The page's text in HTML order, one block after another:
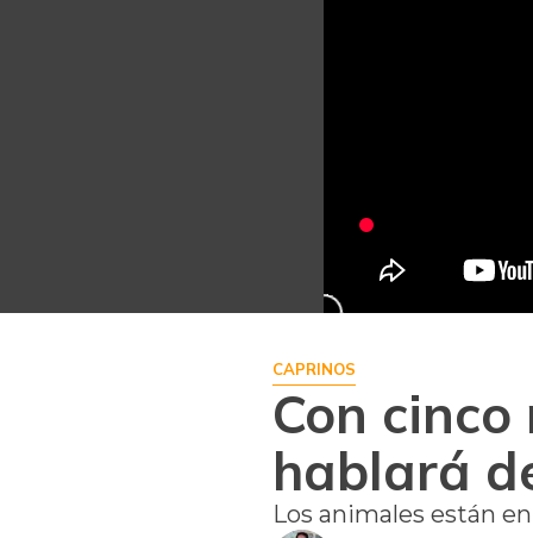
CAPRINOS
Con
hablará
Los animales están